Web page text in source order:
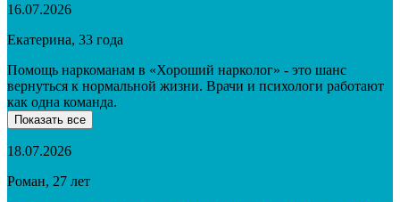
16.07.2026
Екатерина, 33 года
Помощь наркоманам в «Хороший нарколог» - это шанс
вернуться к нормальной жизни. Врачи и психологи работают
как одна команда.
Показать все
18.07.2026
Роман, 27 лет